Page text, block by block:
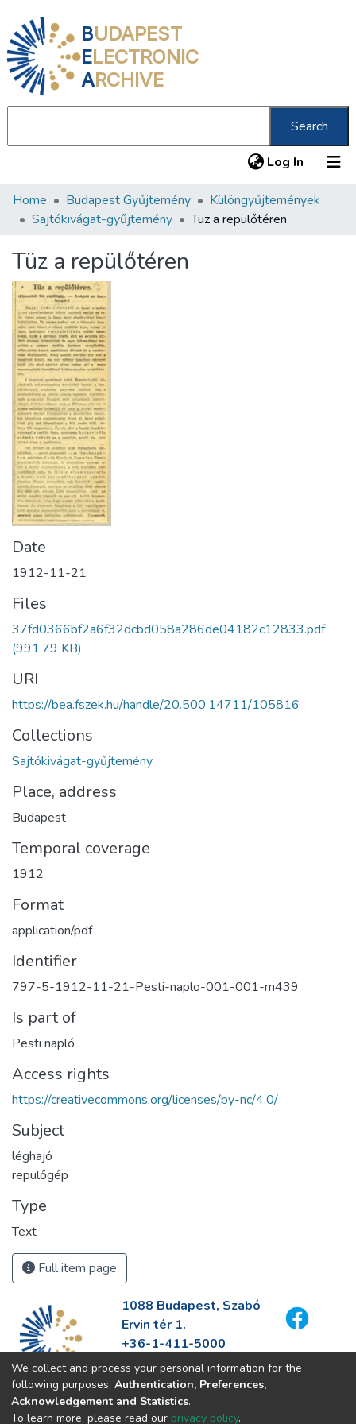
BUDAPEST
ELECTRONIC
ARCHIVE
Search
Log In (current)
Communities & Collections
Statistics
About us
Home Budapest Gyűjtemény
Különgyűjtemények
Sajtókivágat-gyűjtemény
Tüz a repülőtéren
Tüz a repülőtéren
Date
1912-11-21
Files
37fd0366bf2a6f32dcbd058a286de04182c12833.pdf
(991.79 KB)
URI
https://bea.fszek.hu/handle/20.500.14711/105816
Collections
Sajtókivágat-gyűjtemény
Place, address
Budapest
Temporal coverage
1912
Format
application/pdf
Identifier
797-5-1912-11-21-Pesti-naplo-001-001-m439
Is part of
Pesti napló
Access rights
https://creativecommons.org/licenses/by-nc/4.0/
Subject
léghajó
repülőgép
Type
Text
Full item page
1088 Budapest, Szabó
Ervin tér 1.
+36-1-411-5000
info@fszek.hu
https://fszek.hu
We collect and process your personal information for the
following purposes: Authentication, Preferences,
Acknowledgement and Statistics.
To learn more, please read our privacy policy.